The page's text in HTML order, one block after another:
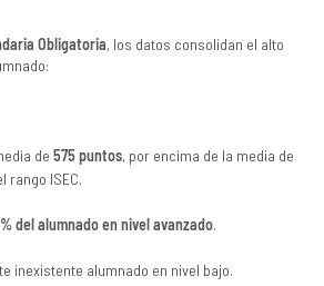
Obligatoria, los datos consolidan el alto
de 575 puntos, por encima de la media de
rango ISEC.
del alumnado en nivel avanzado.
inexistente alumnado en nivel bajo.